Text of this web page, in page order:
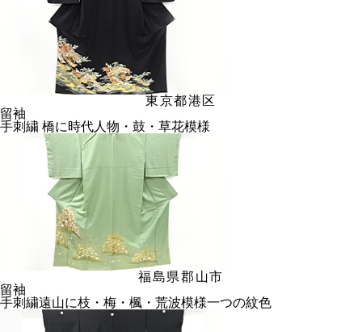
東京都港区
留袖
手刺繍 橋に時代人物・鼓・草花模様
福島県郡山市
留袖
手刺繍遠山に枝・梅・楓・荒波模様一つの紋色